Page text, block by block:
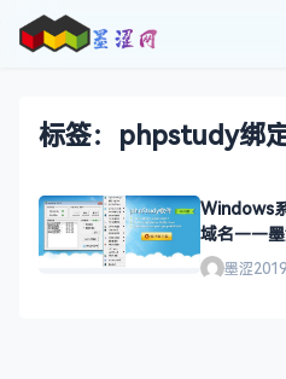
标签：phpstudy绑
Windows
域名——墨
墨涩